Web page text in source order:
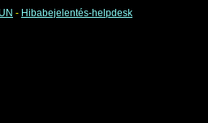
- Hibabejelentés-helpdesk